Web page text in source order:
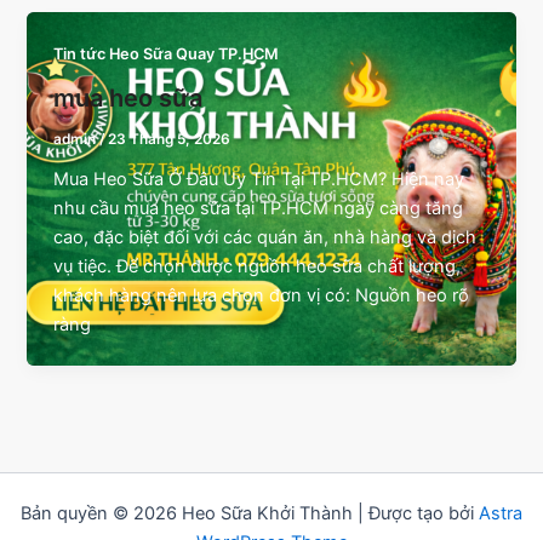
Tin tức Heo Sữa Quay TP.HCM
mua heo sữa
admin/23 Tháng 5, 2026
Mua Heo Sữa Ở Đâu Uy Tín Tại TP.HCM? Hiện nay
nhu cầu mua heo sữa tại TP.HCM ngày càng tăng
cao, đặc biệt đối với các quán ăn, nhà hàng và dịch
vụ tiệc. Để chọn được nguồn heo sữa chất lượng,
khách hàng nên lựa chọn đơn vị có: Nguồn heo rõ
ràng
Bản quyền © 2026 Heo Sữa Khởi Thành | Được tạo bởi Astra